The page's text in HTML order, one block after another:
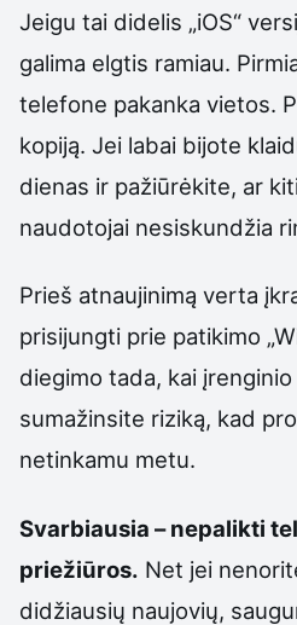
Jeigu tai didelis „iOS“
galima elgtis ramiau.
telefone pakanka vietos.
kopiją. Jei labai bijote
dienas ir pažiūrėkite, ar
naudotojai nesiskundžia
Prieš atnaujinimą verta
prisijungti prie patikimo
diegimo tada, kai
sumažinsite riziką, kad
netinkamu metu.
Svarbiausia – nepalikti
priežiūros. Net jei
didžiausių naujovių,